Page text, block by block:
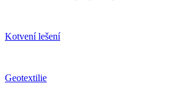
Kotvení lešení
Geotextilie